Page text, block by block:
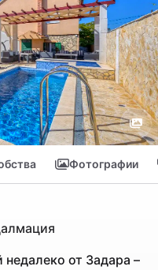
Фотографии
от Задара –